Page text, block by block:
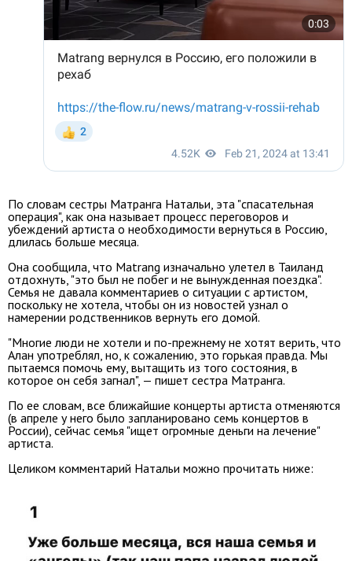
По словам сестры Матранга Натальи, эта "спасательная
операция", как она называет процесс переговоров и
убеждений артиста о необходимости вернуться в Россию,
длилась больше месяца.
Она сообщила, что Matrang изначально улетел в Таиланд
отдохнуть, "это был не побег и не вынужденная поездка".
Семья не давала комментариев о ситуации с артистом,
поскольку не хотела, чтобы он из новостей узнал о
намерении родственников вернуть его домой.
"Многие люди не хотели и по-прежнему не хотят верить, что
Алан употреблял, но, к сожалению, это горькая правда. Мы
пытаемся помочь ему, вытащить из того состояния, в
которое он себя загнал", — пишет сестра Матранга.
По ее словам, все ближайшие концерты артиста отменяются
(в апреле у него было запланировано семь концертов в
России), сейчас семья "ищет огромные деньги на лечение"
артиста.
Целиком комментарий Натальи можно прочитать ниже: